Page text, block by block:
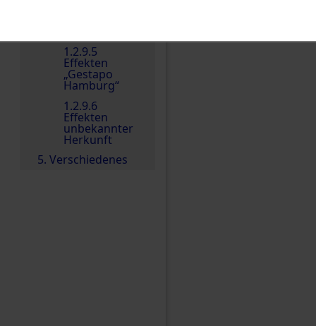
1.2.9.5
Effekten
„Gestapo
Hamburg“
1.2.9.6
Effekten
unbekannter
Herkunft
5. Verschiedenes